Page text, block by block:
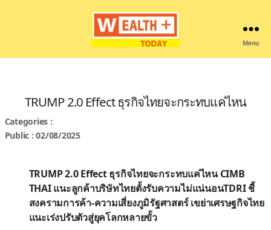
Menu
TRUMP 2.0 Effect ธุรกิจไทยจะกระทบแค่ไหน
Categories :
Public : 02/08/2025
TRUMP 2.0 Effect ธุรกิจไทยจะกระทบแค่ไหน CIMB
THAI แนะลูกค้าบริษัทไทยตั้งรับความไม่แน่นอนTDRI ชี้
สงครามการค้า-ความเสี่ยงภูมิรัฐศาสตร์ เขย่าเศรษฐกิจไทย
แนะเร่งปรับตัวสู่ยุคโลกหลายขั้ว